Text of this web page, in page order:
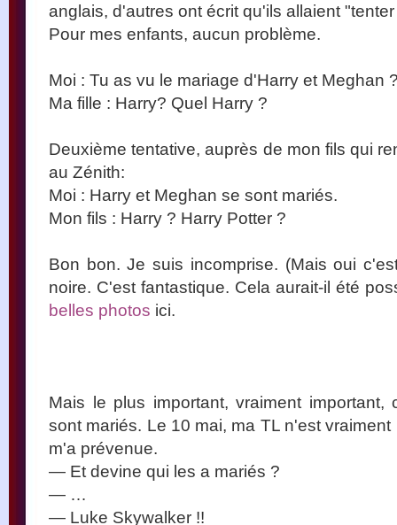
anglais, d'autres ont écrit qu'ils allaient
Pour mes enfants, aucun problème.
Moi : Tu as vu le mariage d'Harry et Meghan
Ma fille : Harry? Quel Harry ?
Deuxième tentative, auprès de mon fils qui
au Zénith:
Moi : Harry et Meghan se sont mariés.
Mon fils : Harry ? Harry Potter ?
Bon bon. Je suis incomprise. (Mais oui
noire. C'est fantastique. Cela aurait-il été
belles photos ici.
Mais le plus important, vraiment
sont mariés. Le 10 mai, ma TL n'est
m'a prévenue.
— Et devine qui les a mariés ?
— …
— Luke Skywalker !!